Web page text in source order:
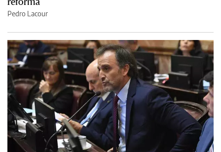
Pedro Lacour